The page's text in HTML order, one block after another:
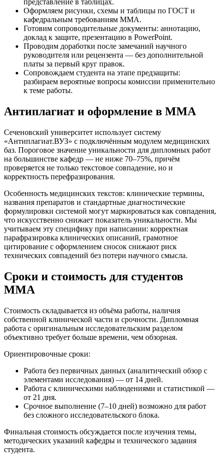
представление в таблицах.
Оформляем рисунки, схемы и таблицы по ГОСТ и
кафедральным требованиям ММА.
Готовим сопроводительные документы: аннотацию,
доклад к защите, презентацию в PowerPoint.
Проводим доработки после замечаний научного
руководителя или рецензента — без дополнительной
платы за первый круг правок.
Сопровождаем студента на этапе предзащиты:
разбираем вероятные вопросы комиссии применительно
к теме работы.
Антиплагиат и оформление в ММА
Сеченовский университет использует систему
«Антиплагиат.ВУЗ» с подключённым модулем медицинских
баз. Пороговое значение уникальности для дипломных работ
на большинстве кафедр — не ниже 70–75%, причём
проверяется не только текстовое совпадение, но и
корректность перефразирования.
Особенность медицинских текстов: клинические термины,
названия препаратов и стандартные диагностические
формулировки системой могут маркироваться как совпадения,
что искусственно снижает показатель уникальности. Мы
учитываем эту специфику при написании: корректная
парафразировка клинических описаний, грамотное
цитирование с оформлением сносок снижают риск
технических совпадений без потери научного смысла.
Сроки и стоимость для студентов
ММА
Стоимость складывается из объёма работы, наличия
собственной клинической части и срочности. Дипломная
работа с оригинальным исследовательским разделом
объективно требует больше времени, чем обзорная.
Ориентировочные сроки:
Работа без первичных данных (аналитический обзор с
элементами исследования) — от 14 дней.
Работа с клиническими наблюдениями и статистикой —
от 21 дня.
Срочное выполнение (7–10 дней) возможно для работ
без сложного исследовательского блока.
Финальная стоимость обсуждается после изучения темы,
методических указаний кафедры и технического задания
студента.